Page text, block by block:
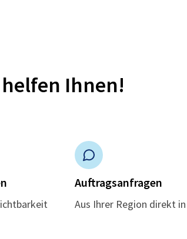
Ihnen!
Auftragsanfragen
Aus Ihrer Region direkt